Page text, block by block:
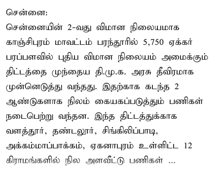
சென்னை:
சென்னையின் 2-வது விமான நிலையமாக
காஞ்சிபுரம் மாவட்டம் பரந்தூரில் 5,750 ஏக்கர்
பரப்பளவில் புதிய விமான நிலையம் அமைக்கும்
திட்டத்தை முந்தைய தி.மு.க. அரசு தீவிரமாக
முன்னெடுத்து வந்தது. இதற்காக கடந்த 2
ஆண்டுகளாக நிலம் கையகப்படுத்தும் பணிகள்
நடைபெற்று வந்தன. இந்த திட்டத்துக்காக
வளத்தூர், தண்டலூர், சிங்கிலிப்பாடி,
அக்கம்மாப்பாக்கம், ஏகனாபுரம் உள்ளிட்ட 12
கிராமங்களில் நில அளவீட்டு பணிகள் ...